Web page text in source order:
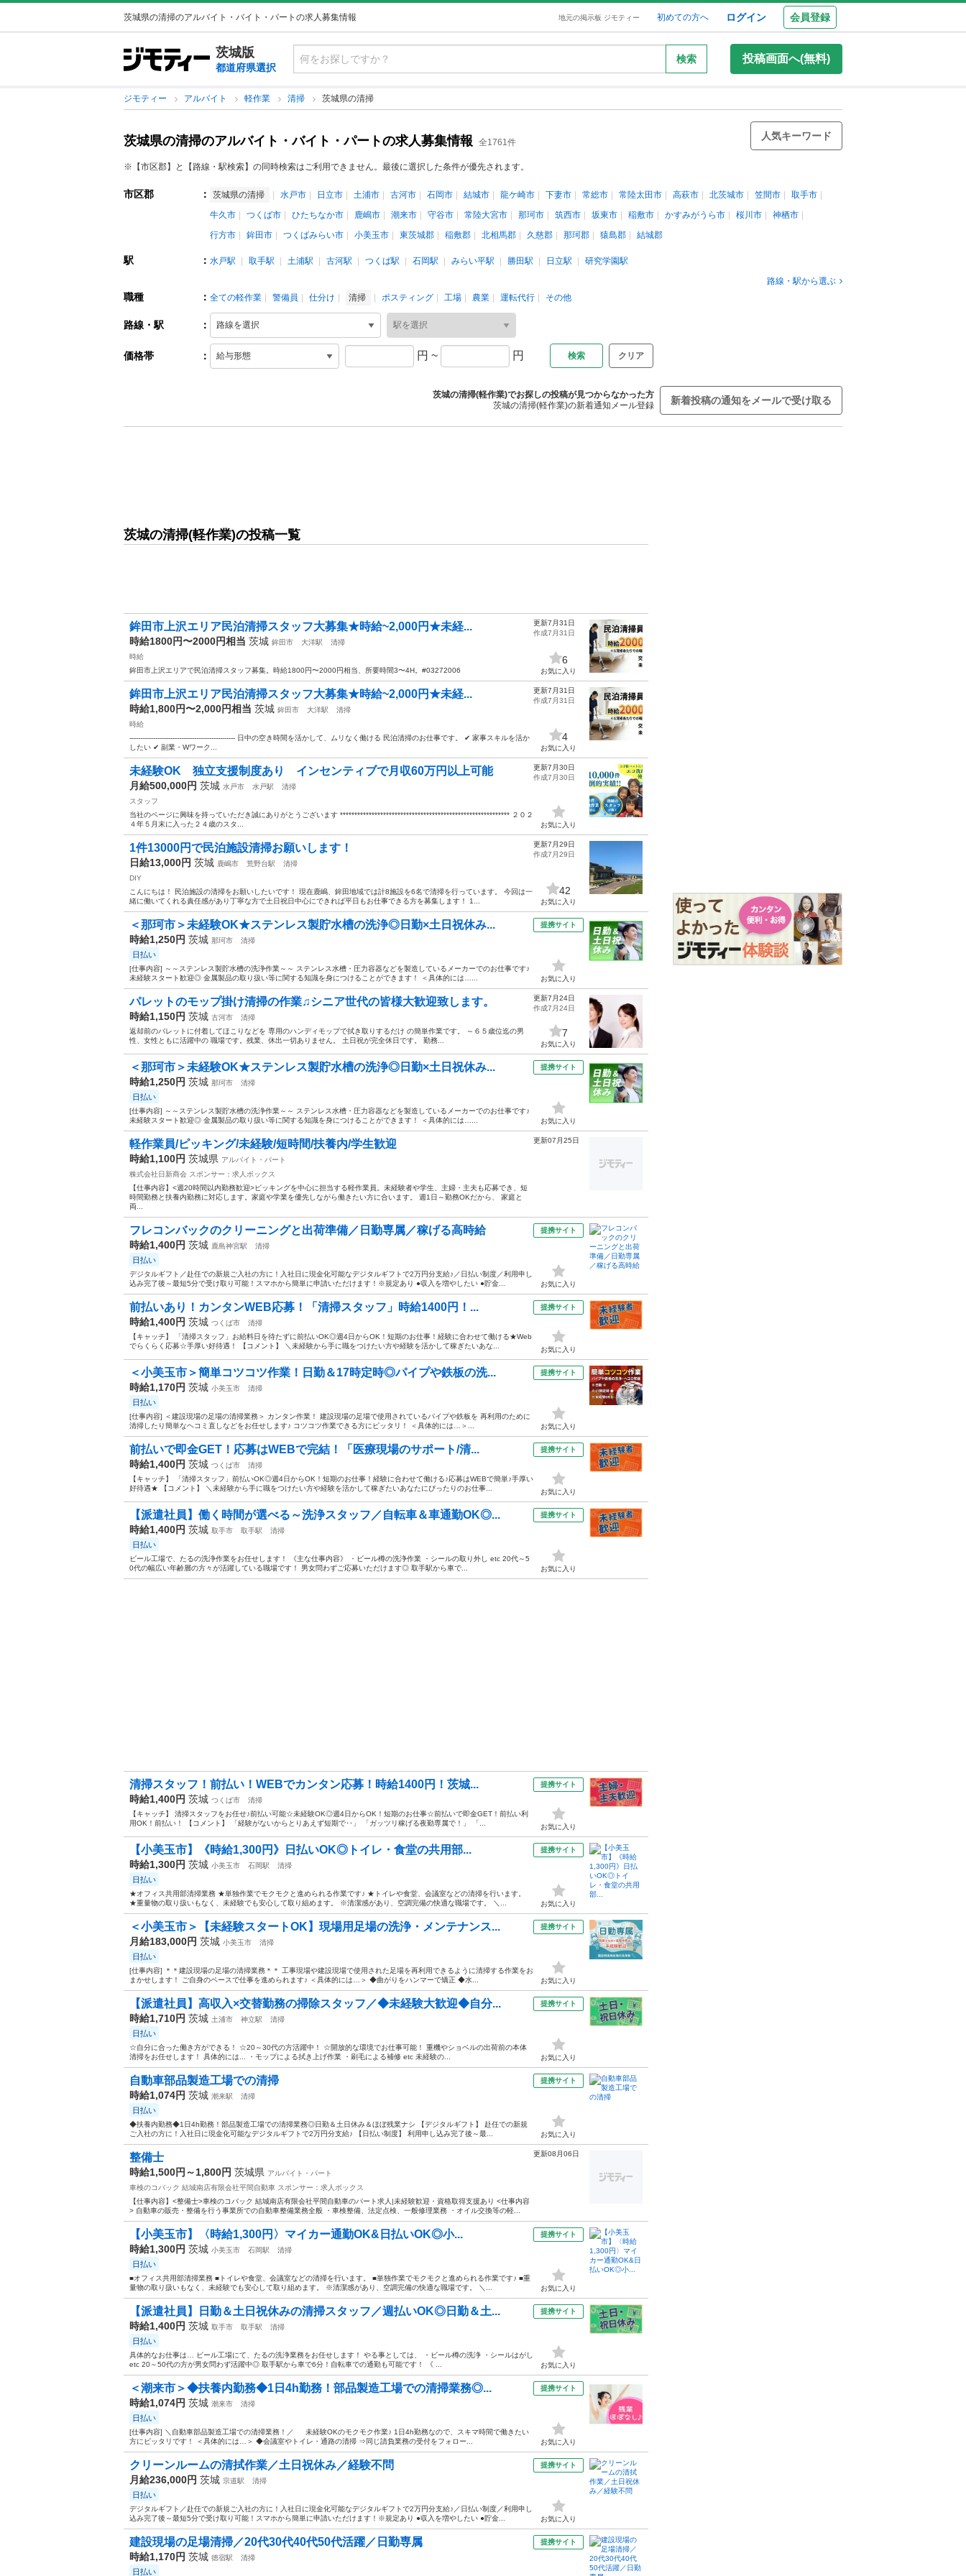
茨城県の清掃のアルバイト・バイト・パートの求人募集情報 地元の掲示板 ジモティー 初めての方へ ログイン 会員登録
茨城版
都道府県選択
検索 投稿画面へ(無料)
ジモティー アルバイト 軽作業 清掃 茨城県の清掃
茨城県の清掃のアルバイト・バイト・パートの求人募集情報 全1761件
人気キーワード
※【市区郡】と【路線・駅検索】の同時検索はご利用できません。最後に選択した条件が優先されます。
市区郡 ： 茨城県の清掃 水戸市 日立市 土浦市 古河市 石岡市 結城市 龍ケ崎市 下妻市 常総市 常陸太田市 高萩市 北茨城市 笠間市
取手市
牛久市
つくば市 ひたちなか市 鹿嶋市 潮来市 守谷市 常陸大宮市 那珂市 筑西市 坂東市 稲敷市 かすみがうら市 桜川市
神栖市
行方市
鉾田市 つくばみらい市 小美玉市 東茨城郡 稲敷郡 北相馬郡 久慈郡 那珂郡 猿島郡 結城郡
駅 ： 水戸駅 取手駅 土浦駅 古河駅 つくば駅 石岡駅 みらい平駅 勝田駅 日立駅
研究学園駅
路線・駅から選ぶ
職種 ： 全ての軽作業 警備員 仕分け 清掃 ポスティング 工場 農業 運転代行 その他
路線・駅 ：
価格帯 ： 円 ~ 円 クリア
茨城の清掃(軽作業)でお探しの投稿が見つからなかった方
茨城の清掃(軽作業)の新着通知メール登録
新着投稿の通知をメールで受け取る
茨城の清掃(軽作業)の投稿一覧
鉾田市上沢エリア民泊清掃スタッフ大募集★時給~2,000円★未経...
時給1800円〜2000円相当 茨城 鉾田市 大洋駅
清掃
時給
鉾田市上沢エリアで民泊清掃スタッフ募集。時給1800円〜2000円相当、所要時間3〜4H。#03272006
更新7月31日
作成7月31日
6
お気に入り
鉾田市上沢エリア民泊清掃スタッフ大募集★時給~2,000円★未経...
時給1,800円〜2,000円相当 茨城 鉾田市 大洋駅
清掃
時給
------------------------------------------------- 日中の空き時間を活かして、ムリなく働ける 民泊清掃のお仕事です。 ✔ 家事スキルを活か
したい ✔ 副業・Wワーク...
更新7月31日
作成7月31日
4
お気に入り
未経験OK 独立支援制度あり インセンティブで月収60万円以上可能
月給500,000円 茨城 水戸市 水戸駅
清掃
スタッフ
当社のページに興味を持っていただき誠にありがとうございます *********************************************************** ２０２
４年５月末に入った２４歳のスタ...
更新7月30日
作成7月30日
お気に入り
1件13000円で民泊施設清掃お願いします！
日給13,000円 茨城 鹿嶋市 荒野台駅
清掃
DIY
こんにちは！ 民泊施設の清掃をお願いしたいです！ 現在鹿嶋、鉾田地域では計8施設を6名で清掃を行っています。 今回は一
緒に働いてくれる責任感があり丁寧な方で土日祝日中心にできれば平日もお仕事できる方を募集します！ 1...
更新7月29日
作成7月29日
42
お気に入り
＜那珂市＞未経験OK★ステンレス製貯水槽の洗浄◎日勤×土日祝休み...
時給1,250円 茨城 那珂市 清掃
日払い
[仕事内容] ～～ステンレス製貯水槽の洗浄作業～～ ステンレス水槽・圧力容器などを製造しているメーカーでのお仕事です♪
未経験スタート歓迎◎ 金属製品の取り扱い等に関する知識を身につけることができます！ ＜具体的には…...
提携サイト
お気に入り
パレットのモップ掛け清掃の作業♫シニア世代の皆様大歓迎致します。
時給1,150円 茨城 古河市
清掃
返却前のパレットに付着してほこりなどを 専用のハンディモップで拭き取りするだけ の簡単作業です。 ～６５歳位迄の男
性、女性ともに活躍中の 職場です。残業、休出一切ありません。 土日祝が完全休日です。 勤務...
更新7月24日
作成7月24日
7
お気に入り
＜那珂市＞未経験OK★ステンレス製貯水槽の洗浄◎日勤×土日祝休み...
時給1,250円 茨城 那珂市 清掃
日払い
[仕事内容] ～～ステンレス製貯水槽の洗浄作業～～ ステンレス水槽・圧力容器などを製造しているメーカーでのお仕事です♪
未経験スタート歓迎◎ 金属製品の取り扱い等に関する知識を身につけることができます！ ＜具体的には…...
提携サイト
お気に入り
軽作業員/ピッキング/未経験/短時間/扶養内/学生歓迎
時給1,100円 茨城県 アルバイト・パート
株式会社日新商会 スポンサー：求人ボックス
【仕事内容】<週20時間以内勤務歓迎>ピッキングを中心に担当する軽作業員。未経験者や学生、主婦・主夫も応募でき、短
時間勤務と扶養内勤務に対応します。家庭や学業を優先しながら働きたい方に合います。 週1日～勤務OKだから、 家庭と
両...
更新07月25日
フレコンバックのクリーニングと出荷準備／日勤専属／稼げる高時給
時給1,400円 茨城 鹿島神宮駅 清掃
日払い
デジタルギフト／赴任での新規ご入社の方に！入社日に現金化可能なデジタルギフトで2万円分支給♪／日払い制度／利用申し
込み完了後～最短5分で受け取り可能！スマホから簡単に申請いただけます！※規定あり ●収入を増やしたい ●貯金...
提携サイト
お気に入り
前払いあり！カンタンWEB応募！「清掃スタッフ」時給1400円！...
時給1,400円 茨城 つくば市
清掃
【キャッチ】 「清掃スタッフ」お給料日を待たずに前払いOK◎週4日からOK！短期のお仕事！経験に合わせて働ける★Web
でらくらく応募☆手厚い好待遇！ 【コメント】 ＼未経験から手に職をつけたい方や経験を活かして稼ぎたいあな...
提携サイト
お気に入り
＜小美玉市＞簡単コツコツ作業！日勤＆17時定時◎パイプや鉄板の洗...
時給1,170円 茨城 小美玉市 清掃
日払い
[仕事内容] ＜建設現場の足場の清掃業務＞ カンタン作業！ 建設現場の足場で使用されているパイプや鉄板を 再利用のために
清掃したり簡単なヘコミ直しなどをお任せします♪ コツコツ作業できる方にピッタリ！ ＜具体的には…＞...
提携サイト
お気に入り
前払いで即金GET！応募はWEBで完結！「医療現場のサポート/清...
時給1,400円 茨城 つくば市
清掃
【キャッチ】 「清掃スタッフ」前払いOK◎週4日からOK！短期のお仕事！経験に合わせて働ける♪応募はWEBで簡単♪手厚い
好待遇★ 【コメント】 ＼未経験から手に職をつけたい方や経験を活かして稼ぎたいあなたにぴったりのお仕事...
提携サイト
お気に入り
【派遣社員】働く時間が選べる～洗浄スタッフ／自転車＆車通勤OK◎...
時給1,400円 茨城 取手市 取手駅 清掃
日払い
ビール工場で、たるの洗浄作業をお任せします！ 《主な仕事内容》 ・ビール樽の洗浄作業 ・シールの取り外し etc 20代～5
0代の幅広い年齢層の方々が活躍している職場です！ 男女問わずご応募いただけます◎ 取手駅から車で...
提携サイト
お気に入り
清掃スタッフ！前払い！WEBでカンタン応募！時給1400円！茨城...
時給1,400円 茨城 つくば市
清掃
【キャッチ】 清掃スタッフをお任せ♪前払い可能☆未経験OK◎週4日からOK！短期のお仕事☆前払いで即金GET！前払い利
用OK！前払い！ 【コメント】 「経験がないからとりあえず短期で‥」 「ガッツリ稼げる夜勤専属で！」 「...
提携サイト
お気に入り
【小美玉市】《時給1,300円》日払いOK◎トイレ・食堂の共用部...
時給1,300円 茨城 小美玉市 石岡駅 清掃
日払い
★オフィス共用部清掃業務 ★単独作業でモクモクと進められる作業です♪ ★トイレや食堂、会議室などの清掃を行います。
★重量物の取り扱いもなく、未経験でも安心して取り組めます。 ※清潔感があり、空調完備の快適な職場です。 ＼...
提携サイト
お気に入り
＜小美玉市＞【未経験スタートOK】現場用足場の洗浄・メンテナンス...
月給183,000円 茨城 小美玉市 清掃
日払い
[仕事内容] ＊＊建設現場の足場の清掃業務＊＊ 工事現場や建設現場で使用された足場を再利用できるように清掃する作業をお
まかせします！ ご自身のペースで仕事を進められます♪ ＜具体的には…＞ ◆曲がりをハンマーで矯正 ◆水...
提携サイト
お気に入り
【派遣社員】高収入×交替勤務の掃除スタッフ／◆未経験大歓迎◆自分...
時給1,710円 茨城 土浦市 神立駅 清掃
日払い
☆自分に合った働き方ができる！ ☆20～30代の方活躍中！ ☆開放的な環境でお仕事可能！ 重機やショベルの出荷前の本体
清掃をお任せします！ 具体的には... ・モップによる拭き上げ作業 ・刷毛による補修 etc 未経験の...
提携サイト
お気に入り
自動車部品製造工場での清掃
時給1,074円 茨城 潮来駅 清掃
日払い
◆扶養内勤務◆1日4h勤務！部品製造工場での清掃業務◎日勤＆土日休み＆ほぼ残業ナシ 【デジタルギフト】 赴任での新規
ご入社の方に！入社日に現金化可能なデジタルギフトで2万円分支給♪ 【日払い制度】 利用申し込み完了後～最...
提携サイト
お気に入り
整備士
時給1,500円～1,800円 茨城県 アルバイト・パート
車検のコバック 結城南店有限会社平間自動車 スポンサー：求人ボックス
【仕事内容】<整備士>車検のコバック 結城南店有限会社平間自動車のパート求人|未経験歓迎・資格取得支援あり <仕事内容
> 自動車の販売・整備を行う事業所での自動車整備業務全般 ・車検整備、法定点検、一般修理業務 ・オイル交換等の軽...
更新08月06日
【小美玉市】〈時給1,300円〉マイカー通勤OK&日払いOK◎小...
時給1,300円 茨城 小美玉市 石岡駅 清掃
日払い
■オフィス共用部清掃業務 ■トイレや食堂、会議室などの清掃を行います。 ■単独作業でモクモクと進められる作業です♪ ■重
量物の取り扱いもなく、未経験でも安心して取り組めます。 ※清潔感があり、空調完備の快適な職場です。 ＼...
提携サイト
お気に入り
【派遣社員】日勤＆土日祝休みの清掃スタッフ／週払いOK◎日勤＆土...
時給1,400円 茨城 取手市 取手駅 清掃
日払い
具体的なお仕事は… ビール工場にて、たるの洗浄業務をお任せします！ やる事としては、 ・ビール樽の洗浄 ・シールはがし
etc 20～50代の方が男女問わず活躍中◎ 取手駅から車で6分！自転車での通勤も可能です！ 《 ...
提携サイト
お気に入り
＜潮来市＞◆扶養内勤務◆1日4h勤務！部品製造工場での清掃業務◎...
時給1,074円 茨城 潮来市 清掃
日払い
[仕事内容] ＼自動車部品製造工場での清掃業務！／ 未経験OKのモクモク作業♪ 1日4h勤務なので、スキマ時間で働きたい
方にピッタリです！ ＜具体的には…＞ ◆会議室やトイレ・通路の清掃 ⇒同じ請負業務の受付をフォロー...
提携サイト
お気に入り
クリーンルームの清拭作業／土日祝休み／経験不問
月給236,000円 茨城 宗道駅 清掃
日払い
デジタルギフト／赴任での新規ご入社の方に！入社日に現金化可能なデジタルギフトで2万円分支給♪／日払い制度／利用申し
込み完了後～最短5分で受け取り可能！スマホから簡単に申請いただけます！※規定あり ●収入を増やしたい ●貯金...
提携サイト
お気に入り
建設現場の足場清掃／20代30代40代50代活躍／日勤専属
時給1,170円 茨城 徳宿駅 清掃
日払い
提携サイト